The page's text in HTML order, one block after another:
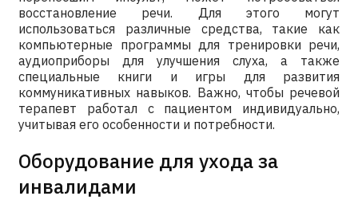
восстановление речи. Для этого могут
использоваться различные средства, такие как
компьютерные программы для тренировки речи,
аудиоприборы для улучшения слуха, а также
специальные книги и игры для развития
коммуникативных навыков. Важно, чтобы речевой
терапевт работал с пациентом индивидуально,
учитывая его особенности и потребности.
Оборудование для ухода за
инвалидами